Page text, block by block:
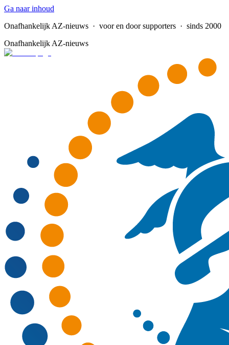
Ga naar inhoud
Onafhankelijk AZ-nieuws · voor en door supporters · sinds 2000
Onafhankelijk AZ-nieuws